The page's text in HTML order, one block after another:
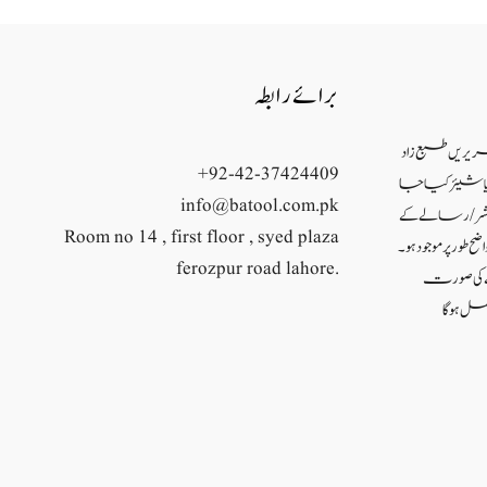
برائے رابطہ
+92-42-37424409
info@batool.com.pk
Room no 14 , first floor , syed plaza
ferozpur road lahore.
طبع زاد
یا شیئر کیا جا
رسالے کے
طور پر موجود ہو۔
کی صورت
ہو گا